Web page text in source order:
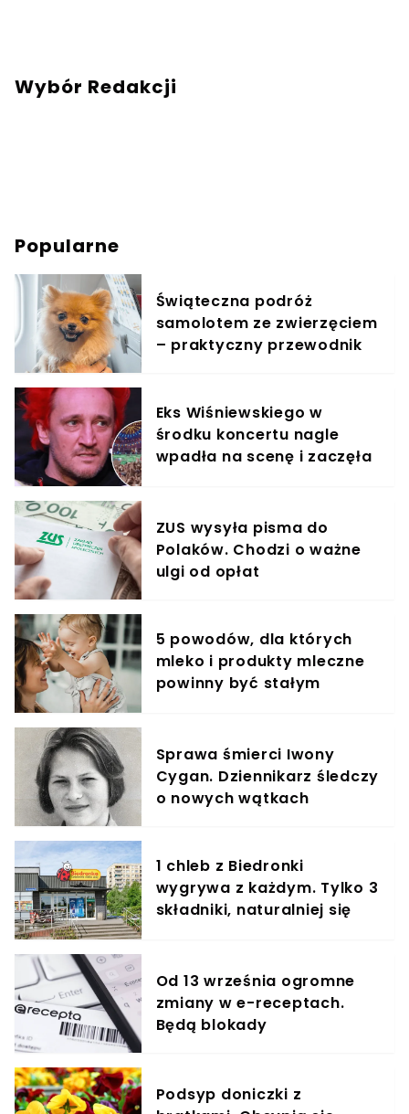
Wybór Redakcji
Popularne
Świąteczna podróż
samolotem ze zwierzęciem
– praktyczny przewodnik
Eks Wiśniewskiego w
środku koncertu nagle
wpadła na scenę i zaczęła
ZUS wysyła pisma do
Polaków. Chodzi o ważne
ulgi od opłat
5 powodów, dla których
mleko i produkty mleczne
powinny być stałym
Sprawa śmierci Iwony
Cygan. Dziennikarz śledczy
o nowych wątkach
1 chleb z Biedronki
wygrywa z każdym. Tylko 3
składniki, naturalniej się
Od 13 września ogromne
zmiany w e-receptach.
Będą blokady
Podsyp doniczki z